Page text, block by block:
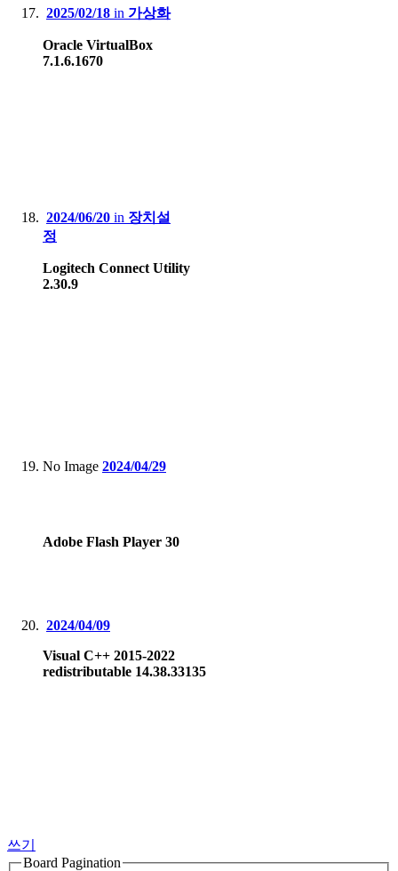
2025/02/18 in 가상화
Oracle VirtualBox
7.1.6.1670
2024/06/20 in 장치설
정
Logitech Connect Utility
2.30.9
No Image 2024/04/29
Adobe Flash Player 30
2024/04/09
Visual C++ 2015-2022
redistributable 14.38.33135
쓰기
Board Pagination